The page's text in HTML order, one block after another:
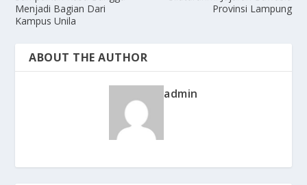
Menjadi Bagian Dari
Kampus Unila
Provinsi Lampung
ABOUT THE AUTHOR
admin